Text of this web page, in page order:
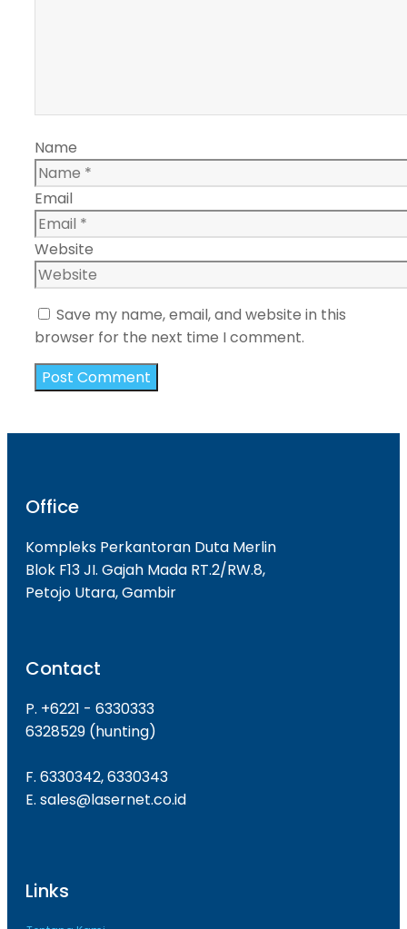
Name
Email
Website
Save my name, email, and website in this
browser for the next time I comment.
Office
Kompleks Perkantoran Duta Merlin
Blok F13 JI. Gajah Mada RT.2/RW.8,
Petojo Utara, Gambir
Contact
P. +6221 - 6330333
6328529 (hunting)
F. 6330342, 6330343
E. sales@lasernet.co.id
Links